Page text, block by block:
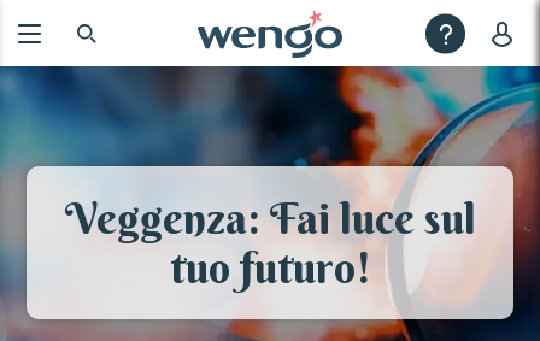
Veggenza: Fai luce sul
tuo futuro!